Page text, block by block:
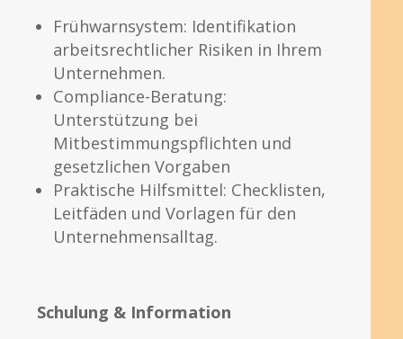
Frühwarnsystem: Identifikation
arbeitsrechtlicher Risiken in Ihrem
Unternehmen.
Compliance-Beratung:
Unterstützung bei
Mitbestimmungspflichten und
gesetzlichen Vorgaben
Praktische Hilfsmittel: Checklisten,
Leitfäden und Vorlagen für den
Unternehmensalltag.
Schulung & Information